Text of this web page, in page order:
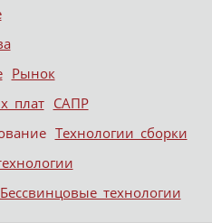
Рынок
плат САПР
Технологии сборки
Бессвинцовые технологии